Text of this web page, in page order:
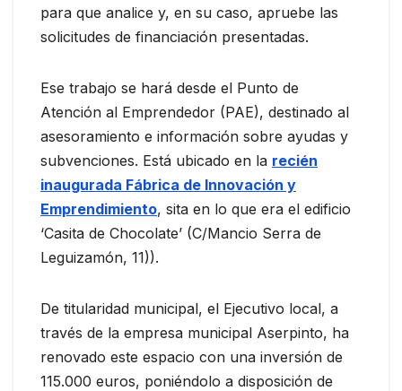
para que analice y, en su caso, apruebe las
solicitudes de financiación presentadas.
Ese trabajo se hará desde el Punto de
Atención al Emprendedor (PAE), destinado al
asesoramiento e información sobre ayudas y
subvenciones. Está ubicado en la recién
inaugurada Fábrica de Innovación y
Emprendimiento, sita en lo que era el edificio
‘Casita de Chocolate’ (C/Mancio Serra de
Leguizamón, 11)).
De titularidad municipal, el Ejecutivo local, a
través de la empresa municipal Aserpinto, ha
renovado este espacio con una inversión de
115.000 euros, poniéndolo a disposición de